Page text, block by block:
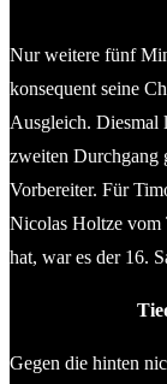
Nur weitere fünf
konsequent seine
Ausgleich. Diesmal
zweiten Durchgang
Vorbereiter. Für
Nicolas Holtze vom
hat, war es der 16.
Gegen die hinten